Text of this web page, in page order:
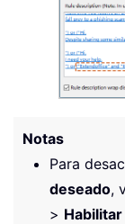
Notas
Para
deseado,
>